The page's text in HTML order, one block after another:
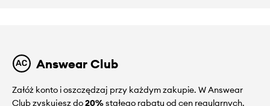
Answear Club
Załóż konto i oszczędzaj przy każdym zakupie. W Answear
Club zyskujesz do20%stałego rabatu od cen regularnych.